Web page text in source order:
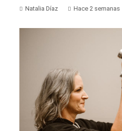
Natalia Díaz Hace 2 semanas